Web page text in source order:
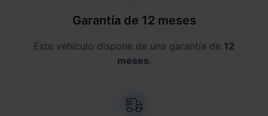
Garantía de 12 meses
Este vehículo dispone de una garantía de 12
meses.